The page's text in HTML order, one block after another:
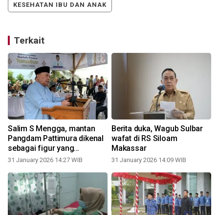
KESEHATAN IBU DAN ANAK
Terkait
Salim S Mengga, mantan
Pangdam Pattimura dikenal
sebagai figur yang
menyejukkan
31 January 2026 14:27 WIB
Berita duka, Wagub Sulbar
wafat di RS Siloam
Makassar
31 January 2026 14:09 WIB